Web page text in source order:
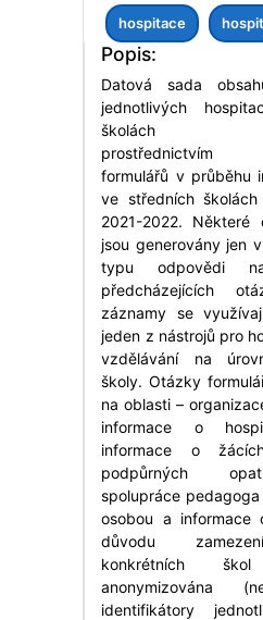
hospitace
Popis:
Datová sada
jednotlivých
školách
prostřednictvím
formulářů v průběhu
ve středních
2021-2022. Některé
jsou generovány jen
typu odpovědi
předcházejících
záznamy se
jeden z nástrojů pro
vzdělávání na
školy. Otázky
na oblasti –
informace o
informace o
podpůrných
spolupráce
osobou a informace
důvodu
konkrétních
anonymizována
identifikátory